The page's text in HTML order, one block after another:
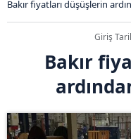
Bakır fiyatları düşüşlerin
Giriş
Bakır